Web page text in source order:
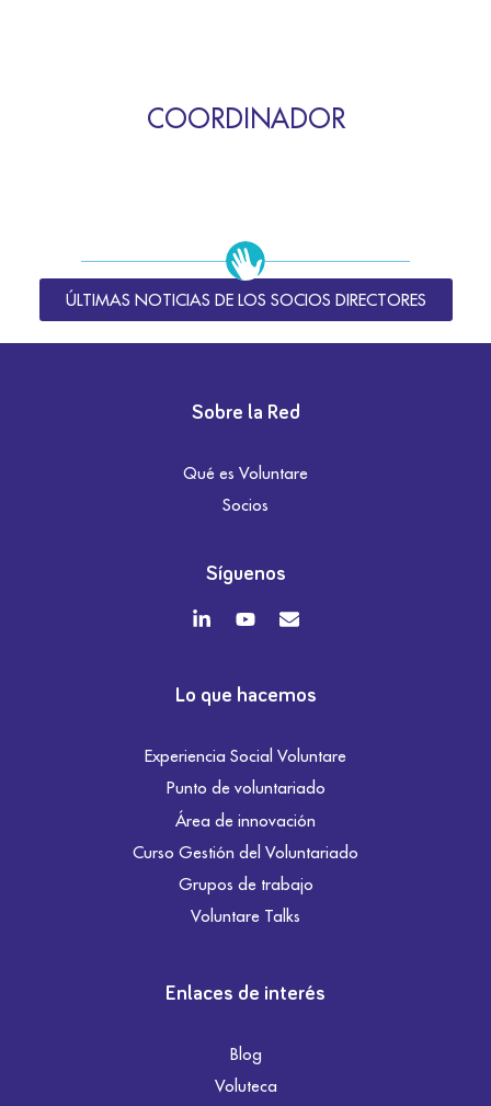
COORDINADOR
ÚLTIMAS NOTICIAS DE LOS SOCIOS DIRECTORES
Sobre la Red
Qué es Voluntare
Socios
Síguenos
Lo que hacemos
Experiencia Social Voluntare
Punto de voluntariado
Área de innovación
Curso Gestión del Voluntariado
Grupos de trabajo
Voluntare Talks
Enlaces de interés
Blog
Voluteca